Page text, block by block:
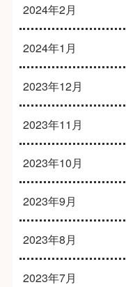
2024年2月
2024年1月
2023年12月
2023年11月
2023年10月
2023年9月
2023年8月
2023年7月